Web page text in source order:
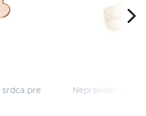
pre
Nepravidelný